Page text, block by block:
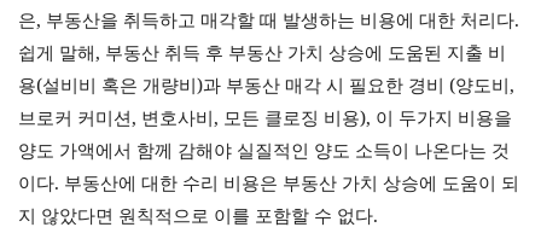
은, 부동산을 취득하고 매각할 때 발생하는 비용에 대한 처리다.
쉽게 말해, 부동산 취득 후 부동산 가치 상승에 도움된 지출 비
용(설비비 혹은 개량비)과 부동산 매각 시 필요한 경비 (양도비,
브로커 커미션, 변호사비, 모든 클로징 비용), 이 두가지 비용을
양도 가액에서 함께 감해야 실질적인 양도 소득이 나온다는 것
이다. 부동산에 대한 수리 비용은 부동산 가치 상승에 도움이 되
지 않았다면 원칙적으로 이를 포함할 수 없다.